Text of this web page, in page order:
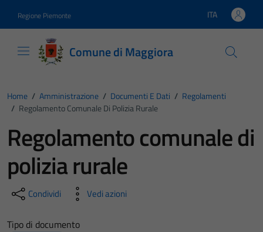
Regione Piemonte Lingua attiva:
ITA
Comune di Maggiora
Home / Amministrazione / Documenti E Dati / Regolamenti
/ Regolamento Comunale Di Polizia Rurale
Regolamento comunale di
polizia rurale
Condividi Vedi azioni
Tipo di documento